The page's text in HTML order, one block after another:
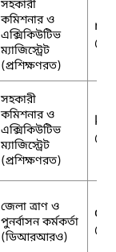
সহকারী
কমিশনার ও
এক্সিকিউটিভ
ম্যাজিস্ট্রেট
(প্রশিক্ষণরত)
সহকারী
কমিশনার ও
এক্সিকিউটিভ
ম্যাজিস্ট্রেট
(প্রশিক্ষণরত)
জেলা ত্রাণ ও
পুনর্বাসন কর্মকর্তা
(ডিআরআরও)